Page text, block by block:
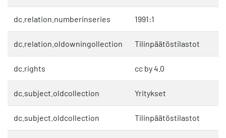
dc.relation.numberinseries 1991:1
dc.relation.oldowningollection Tilinpäätöstilastot
dc.rights cc by 4.0
dc.subject.oldcollection Yritykset
dc.subject.oldcollection Tilinpäätöstilastot